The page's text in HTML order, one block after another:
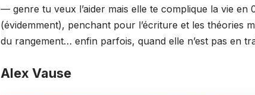
— genre tu veux l’aider mais elle te complique la vie en
(évidemment), penchant pour l’écriture et les théories
du rangement… enfin parfois, quand elle n’est pas en
Alex Vause